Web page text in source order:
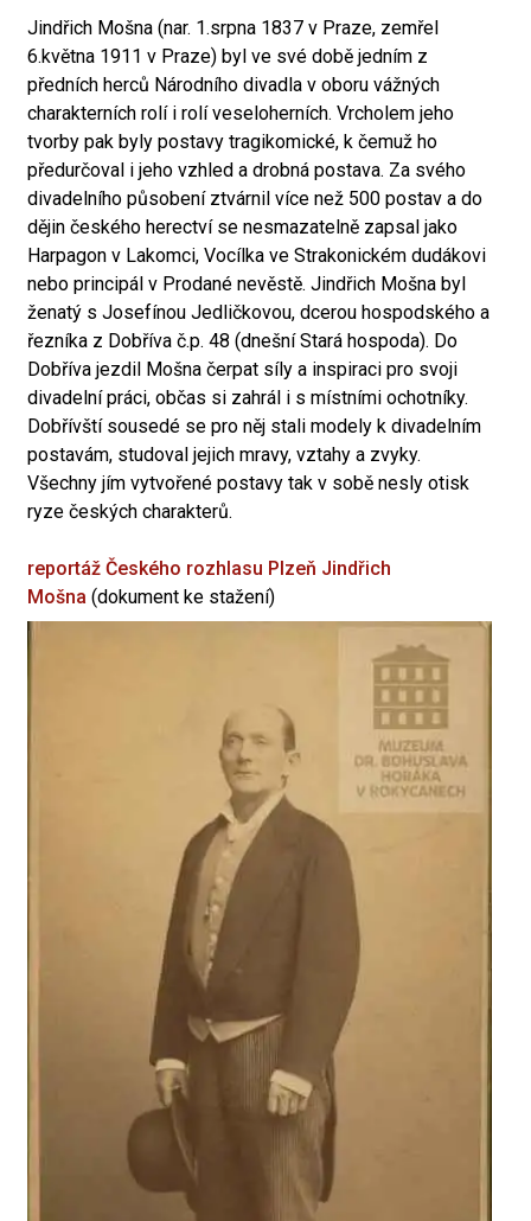
Jindřich Mošna (nar. 1.srpna 1837 v Praze, zemřel
6.května 1911 v Praze) byl ve své době jedním z
předních herců Národního divadla v oboru vážných
charakterních rolí i rolí veseloherních. Vrcholem jeho
tvorby pak byly postavy tragikomické, k čemuž ho
předurčoval i jeho vzhled a drobná postava. Za svého
divadelního působení ztvárnil více než 500 postav a do
dějin českého herectví se nesmazatelně zapsal jako
Harpagon v Lakomci, Vocílka ve Strakonickém dudákovi
nebo principál v Prodané nevěstě. Jindřich Mošna byl
ženatý s Josefínou Jedličkovou, dcerou hospodského a
řezníka z Dobříva č.p. 48 (dnešní Stará hospoda). Do
Dobříva jezdil Mošna čerpat síly a inspiraci pro svoji
divadelní práci, občas si zahrál i s místními ochotníky.
Dobřívští sousedé se pro něj stali modely k divadelním
postavám, studoval jejich mravy, vztahy a zvyky.
Všechny jím vytvořené postavy tak v sobě nesly otisk
ryze českých charakterů.
reportáž Českého rozhlasu Plzeň Jindřich
Mošna (dokument ke stažení)